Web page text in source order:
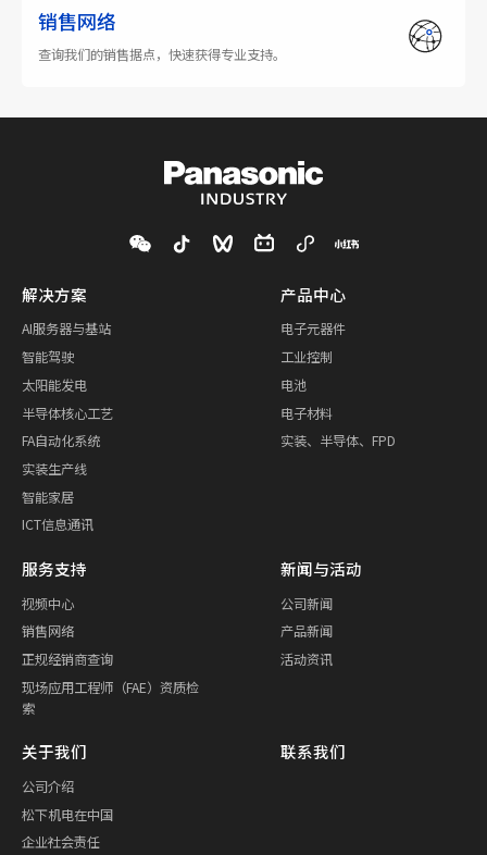
销售网络
查询我们的销售据点，快速获得专业支持。
解决方案
AI服务器与基站
智能驾驶
太阳能发电
半导体核心工艺
FA自动化系统
实装生产线
智能家居
ICT信息通讯
产品中心
电子元器件
工业控制
电池
电子材料
实装、半导体、FPD
服务支持
视频中心
销售网络
正规经销商查询
现场应用工程师（FAE）资质检
索
新闻与活动
公司新闻
产品新闻
活动资讯
关于我们
公司介绍
松下机电在中国
企业社会责任
联系我们